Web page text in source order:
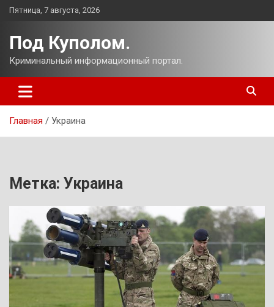
Перейти
Пятница, 7 августа, 2026
Под Куполом.
Криминальный информационный портал.
Главная Украина
Метка: Украина